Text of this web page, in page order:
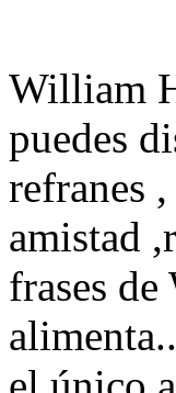
William
puedes
refranes
amistad
frases